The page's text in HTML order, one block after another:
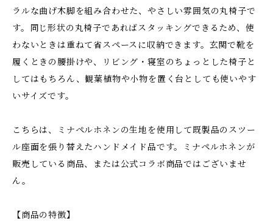
ラルな曲げ木脚を組み合わせた、やさしい雰囲気の丸椅子で
す。同じ形状の丸椅子であればスタッキングできるため、使
わないときは重ねて省スペースに収納できます。玄関で靴を
履くときの腰掛けや、リビング・寝室のちょっとした椅子と
してはもちろん、観葉植物や小物を置く台としても使いやす
いサイズです。
こちらは、ミナペルホネンの生地を使用して既製品のスツー
ル座面を張り替えたハンドメイド品です。ミナペルホネンが
販売している商品、または公式コラボ商品ではございませ
ん。
【商品の特徴】